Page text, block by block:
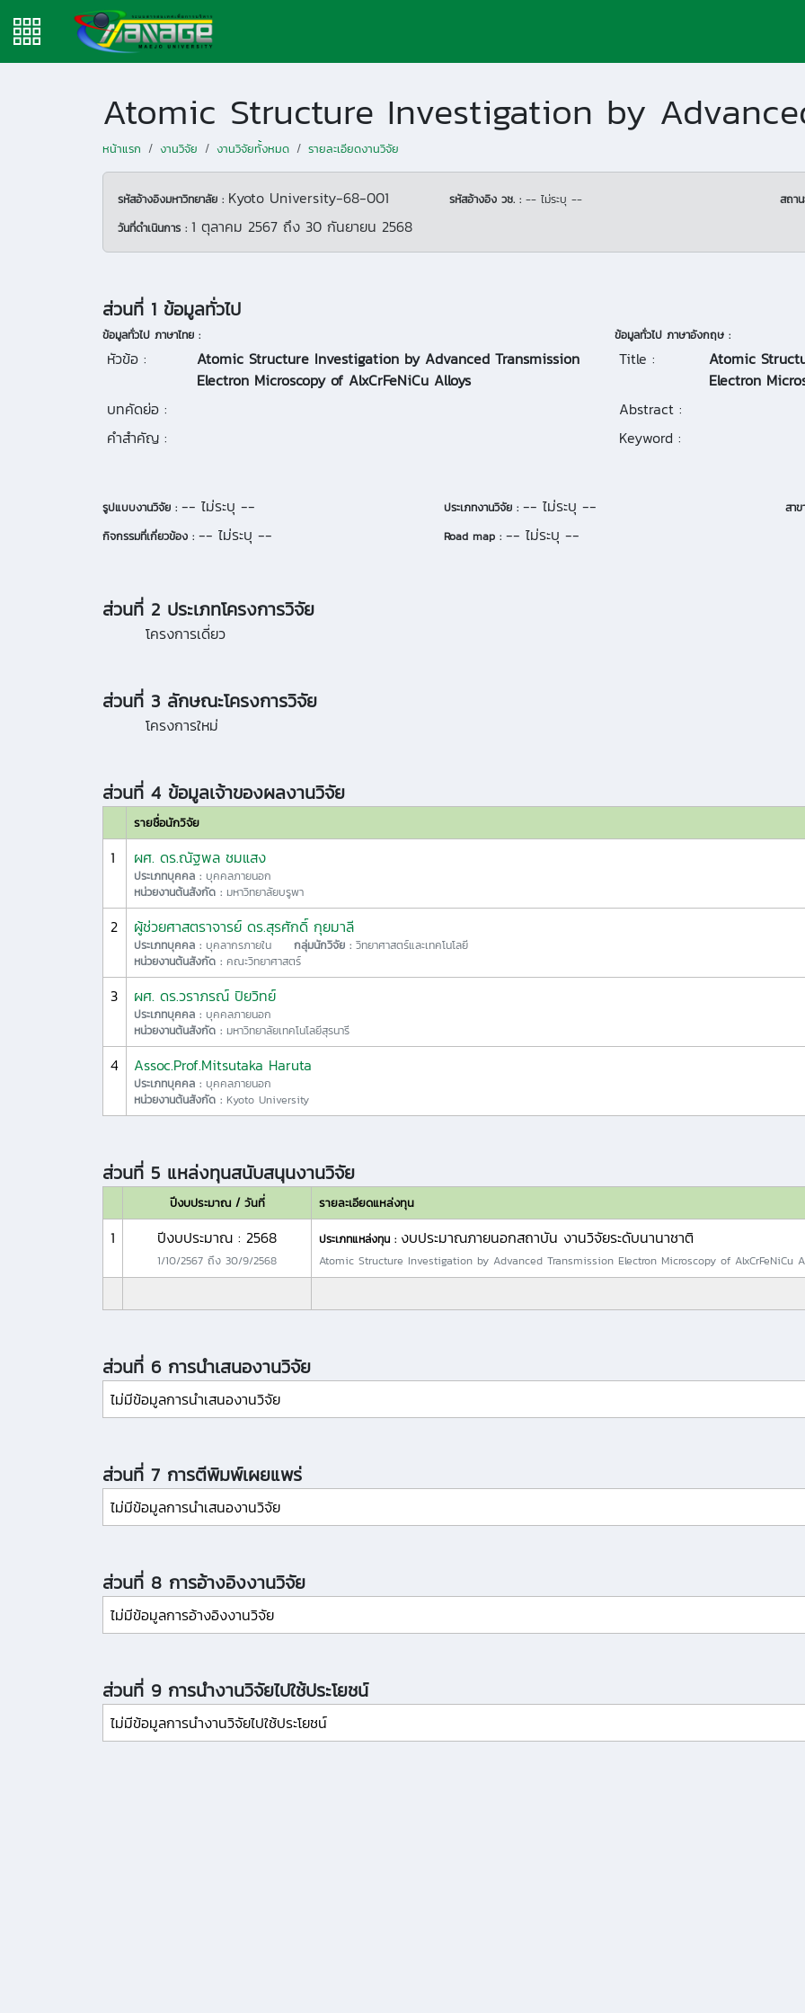
หน้าแรก งานวิจัย งานวิจัยทั้งหมด รายละเอียดงานวิจัย
รหัสอ้างอิงมหาวิทยาลัย : Kyoto University-68-001 รหัสอ้างอิง วช. : -- ไม่ระบุ -- สถา
วันที่ดำเนินการ : 1 ตุลาคม 2567 ถึง 30 กันยายน 2568
ส่วนที่ 1 ข้อมูลทั่วไป
ข้อมูลทั่วไป ภาษาไทย :
หัวข้อ :
Atomic Structure Investigation by Advanced Transmission
Electron Microscopy of AlxCrFeNiCu Alloys
บทคัดย่อ :
คำสำคัญ :
ข้อมูลทั่วไป ภาษาอังกฤษ :
Title :
Atomic
Electron
Abstract :
Keyword :
รูปแบบงานวิจัย : -- ไม่ระบุ -- ประเภทงานวิจัย : -- ไม่ระบุ -- สา
กิจกรรมที่เกี่ยวข้อง : -- ไม่ระบุ -- Road map : -- ไม่ระบุ --
ส่วนที่ 2 ประเภทโครงการวิจัย
โครงการเดี่ยว
ส่วนที่ 3 ลักษณะโครงการวิจัย
โครงการใหม่
ส่วนที่ 4 ข้อมูลเจ้าของผลงานวิจัย
รายชื่อนักวิจัย
1 ผศ. ดร.ณัฐพล ชมแสง
ประเภทบุคคล : บุคคลภายนอก
หน่วยงานต้นสังกัด : มหาวิทยาลัยบรูพา
2 ผู้ช่วยศาสตราจารย์ ดร.สุรศักดิ์ กุยมาลี
ประเภทบุคคล : บุคลากรภายใน กลุ่มนักวิจัย : วิทยาศาสตร์และเทคโนโลยี
หน่วยงานต้นสังกัด : คณะวิทยาศาสตร์
3 ผศ. ดร.วราภรณ์ ปิยวิทย์
ประเภทบุคคล : บุคคลภายนอก
หน่วยงานต้นสังกัด : มหาวิทยาลัยเทคโนโลยีสุรนารี
4 Assoc.Prof.Mitsutaka Haruta
ประเภทบุคคล : บุคคลภายนอก
หน่วยงานต้นสังกัด : Kyoto University
ส่วนที่ 5 แหล่งทุนสนับสนุนงานวิจัย
ปีงบประมาณ / วันที่ รายละเอียดแหล่งทุน
1 ปีงบประมาณ : 2568
1/10/2567 ถึง 30/9/2568
ประเภทแหล่งทุน : งบประมาณภายนอกสถาบัน งานวิจัยระดับนานาชาติ
Atomic Structure Investigation by Advanced Transmission Electron Microscopy of AlxCrFeNiCu
ส่วนที่ 6 การนำเสนองานวิจัย
ไม่มีข้อมูลการนำเสนองานวิจัย
ส่วนที่ 7 การตีพิมพ์เผยแพร่
ไม่มีข้อมูลการนำเสนองานวิจัย
ส่วนที่ 8 การอ้างอิงงานวิจัย
ไม่มีข้อมูลการอ้างอิงงานวิจัย
ส่วนที่ 9 การนำงานวิจัยไปใช้ประโยชน์
ไม่มีข้อมูลการนำงานวิจัยไปใช้ประโยชน์